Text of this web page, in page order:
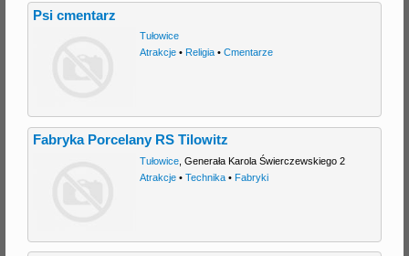
Psi cmentarz
Tułowice
Atrakcje• Religia• Cmentarze
Fabryka Porcelany RS Tilowitz
Tułowice, Generała Karola Świerczewskiego 2
Atrakcje• Technika• Fabryki